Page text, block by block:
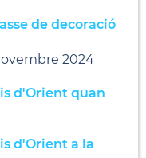
de decoració
2024
d'Orient quan
d'Orient a la